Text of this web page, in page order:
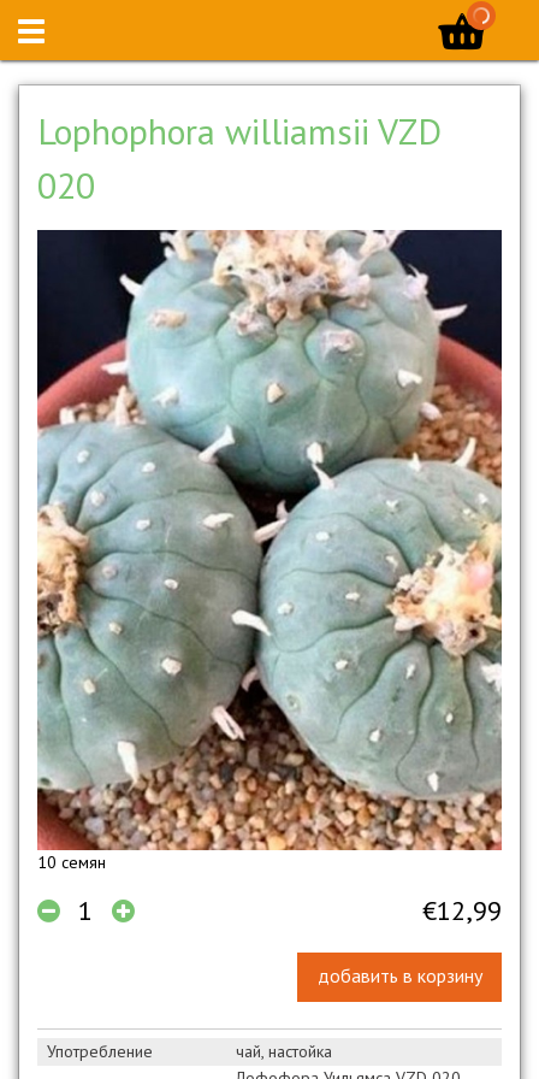
Lophophora williamsii VZD
020
10 семян
€12,99
добавить в корзину
Употребление
чай, настойка